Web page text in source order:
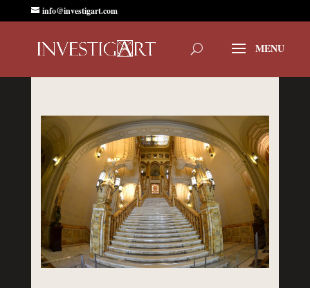
info@investigart.com